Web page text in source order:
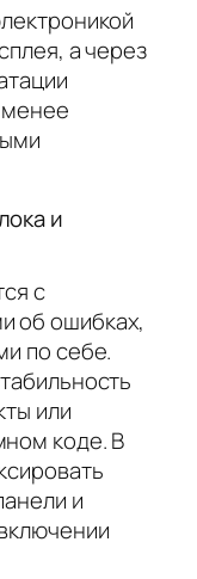
а через
и
с
об ошибках,
по себе.
или
коде. В
и